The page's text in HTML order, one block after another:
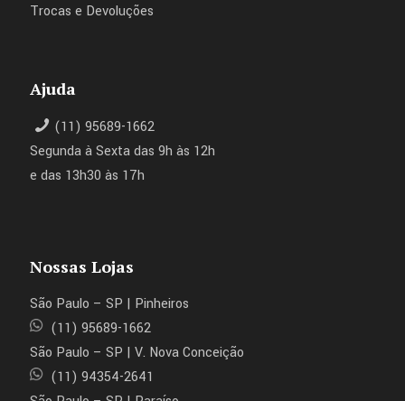
Trocas e Devoluções
Ajuda
(11) 95689-1662
Segunda à Sexta das 9h às 12h
e das 13h30 às 17h
Nossas Lojas
São Paulo – SP | Pinheiros
(11) 95689-1662
São Paulo – SP | V. Nova Conceição
(11) 94354-2641